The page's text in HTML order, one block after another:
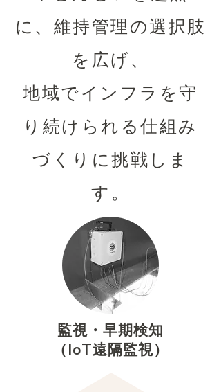
に、維持管理の選択肢
を広げ、
地域でインフラを守
り続けられる仕組み
づくりに挑戦しま
す。
​監視・早期検知
​（IoT遠隔監視）